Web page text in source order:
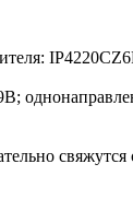
свяжутся